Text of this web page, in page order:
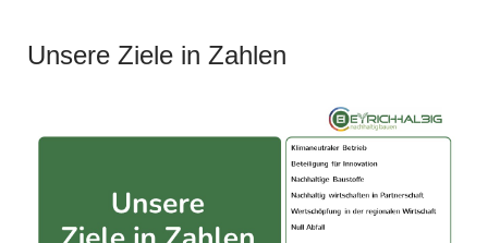
Unsere Ziele in Zahlen